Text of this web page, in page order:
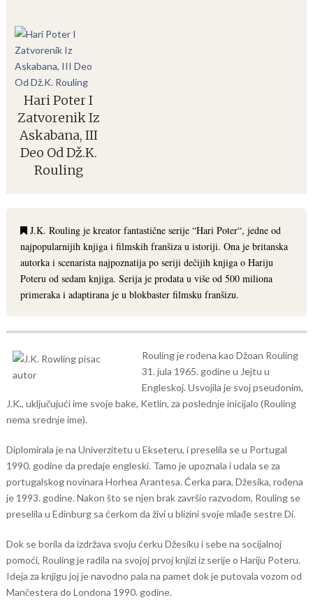
Hari Poter I
Zatvorenik Iz
Askabana, III
Deo Od Dž.K.
Rouling
J.K. Rouling je kreator fantastične serije “Hari Poter“, jedne od
najpopularnijih knjiga i filmskih franšiza u istoriji. Ona je britanska
autorka i scenarista najpoznatija po seriji dečijih knjiga o Hariju
Poteru od sedam knjiga. Serija je prodata u više od 500 miliona
primeraka i adaptirana je u blokbaster filmsku franšizu.
Rouling je rođena kao Džoan Rouling
31. jula 1965. godine u Jejtu u
Engleskoj. Usvojila je svoj pseudonim,
J.K., uključujući ime svoje bake, Ketlin, za poslednje inicijalo (Rouling
nema srednje ime).
Diplomirala je na Univerzitetu u Ekseteru, i preselila se u Portugal
1990. godine da predaje engleski. Tamo je upoznala i udala se za
portugalskog novinara Horhea Arantesa. Ćerka para, Džesika, rođena
je 1993. godine. Nakon što se njen brak završio razvodom, Rouling se
preselila u Edinburg sa ćerkom da živi u blizini svoje mlađe sestre Di.
Dok se borila da izdržava svoju ćerku Džesiku i sebe na socijalnoj
pomoći, Rouling je radila na svojoj prvoj knjizi iz serije o Hariju Poteru.
Ideja za knjigu joj je navodno pala na pamet dok je putovala vozom od
Mančestera do Londona 1990. godine.